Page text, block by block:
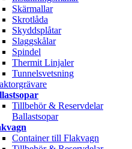
Skärmallar
Skrotlåda
Skyddsplåtar
Slaggskålar
Spindel
Thermit Linjaler
Tunnelsvetsning
Tillbehör & Reservdelar
Ballastsopar
Container till Flakvagn